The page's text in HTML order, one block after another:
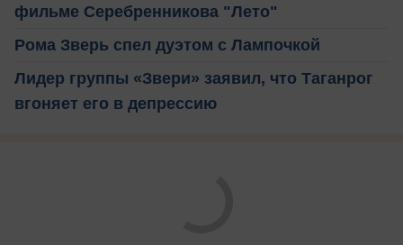
фильме Серебренникова "Лето"
Рома Зверь спел дуэтом с Лампочкой
Лидер группы «Звери» заявил, что Таганрог
вгоняет его в депрессию